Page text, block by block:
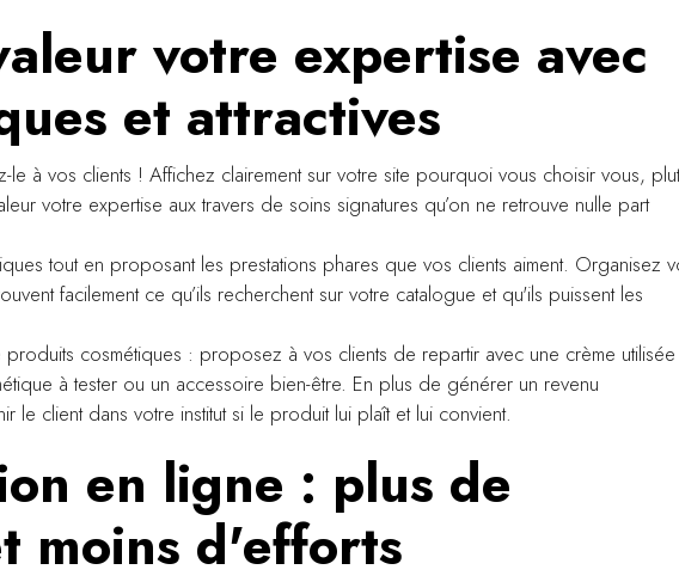
votre expertise avec
et attractives
le à vos clients ! Affichez clairement sur votre site pourquoi vous choisir vous,
votre expertise aux travers de soins signatures qu’on ne retrouve nulle part
tout en proposant les prestations phares que vos clients aiment. Organisez
facilement ce qu’ils recherchent sur votre catalogue et qu'ils puissent les
cosmétiques : proposez à vos clients de repartir avec une crème utilisée
à tester ou un accessoire bien-être. En plus de générer un revenu
le client dans votre institut si le produit lui plaît et lui convient.
en ligne : plus de
moins d'efforts